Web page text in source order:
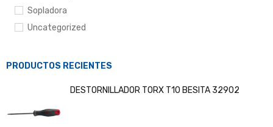
Sopladora
Uncategorized
PRODUCTOS RECIENTES
DESTORNILLADOR TORX T10 BESITA 32902